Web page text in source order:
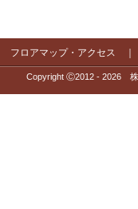
フロアマップ・アクセス
Copyright Ⓒ2012 - 2026 株